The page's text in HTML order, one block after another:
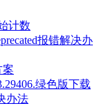
计数
报错解决办
案
绿色版下载
办法